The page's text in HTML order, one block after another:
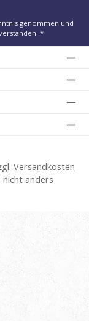
genommen und
*
Versandkosten
nicht anders